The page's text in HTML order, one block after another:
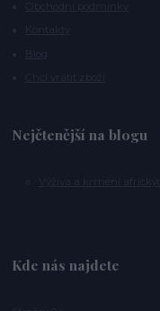
Nejčtenější na blogu
Kde nás najdete